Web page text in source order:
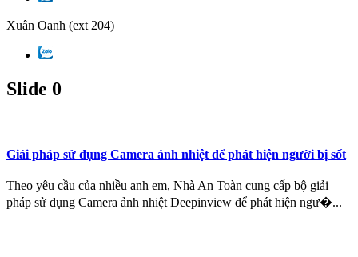
Xuân Oanh (ext 204)
Slide 0
Giải pháp sử dụng Camera ảnh nhiệt để phát hiện người bị sốt
Theo yêu cầu của nhiều anh em, Nhà An Toàn cung cấp bộ giải
pháp sử dụng Camera ảnh nhiệt Deepinview để phát hiện ngư�...